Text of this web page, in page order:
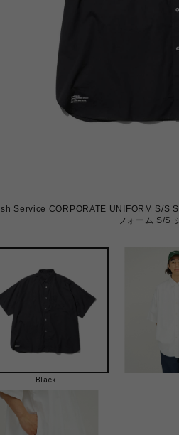
Service CORPORATE UNIFORM S/S
フォーム S/S
Black